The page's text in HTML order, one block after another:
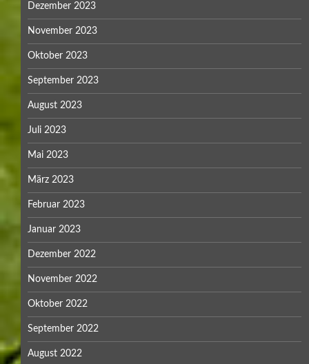
Dezember 2023
November 2023
Oktober 2023
September 2023
August 2023
Juli 2023
Mai 2023
März 2023
Februar 2023
Januar 2023
Dezember 2022
November 2022
Oktober 2022
September 2022
August 2022